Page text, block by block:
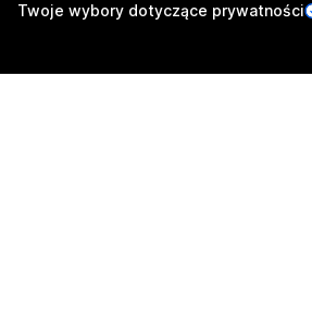
Twoje wybory dotyczące prywatności